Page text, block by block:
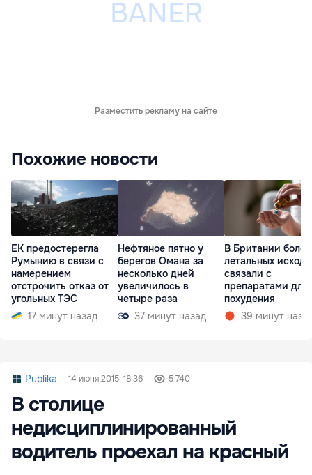
Разместить рекламу на сайте
Похожие новости
ЕК предостерегла
Румынию в связи с
намерением
отстрочить отказ от
угольных ТЭС
17 минут назад
Нефтяное пятно у
берегов Омана за
несколько дней
увеличилось в
четыре раза
37 минут назад
В Британии
летальных
связали с
препаратами для
похудения
39 минут
Publika 14 июня 2015, 18:36 5 740
В столице
недисциплинированный
водитель проехал на красный